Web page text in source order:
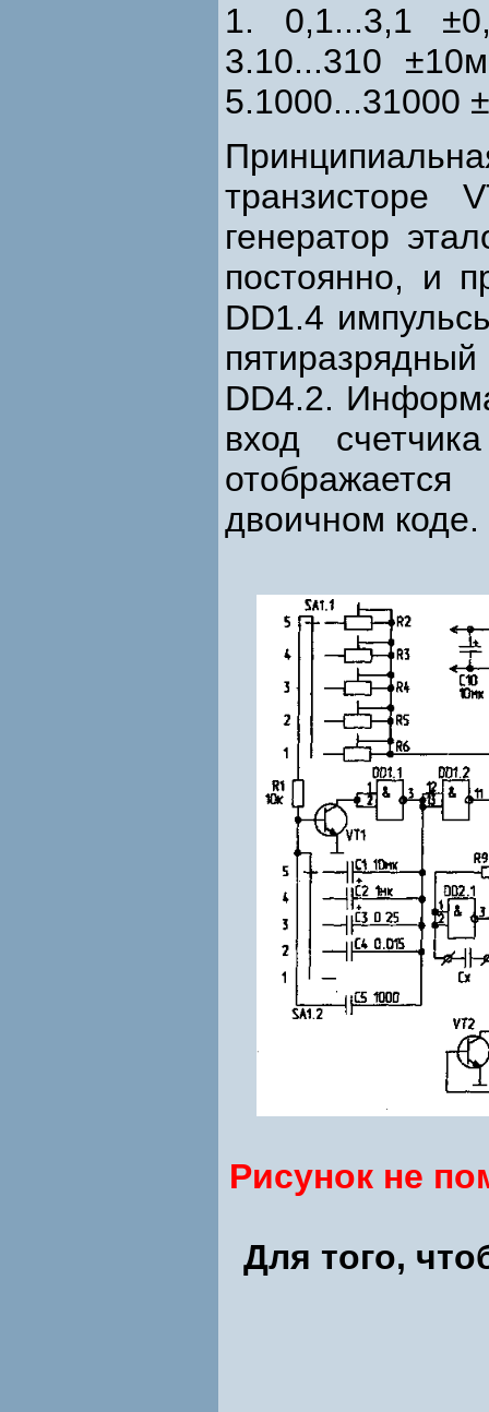
1. 0,1...3,1
3.10...310
5.1000...31000
транзисторе
генератор
постоянно, и
DD1.4
DD4.2.
вход
двоичном коде.
Рисунок не
Для того,